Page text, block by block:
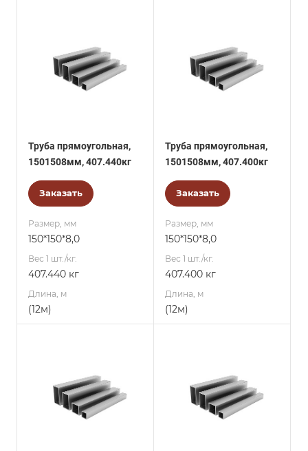
Труба прямоугольная,
1501508мм, 407.440кг
Заказать
Размер, мм
150*150*8,0
Вес 1 шт./кг.
407.440 кг
Длина, м
(12м)
Труба прямоугольная,
1501508мм, 407.400кг
Заказать
Размер, мм
150*150*8,0
Вес 1 шт./кг.
407.400 кг
Длина, м
(12м)